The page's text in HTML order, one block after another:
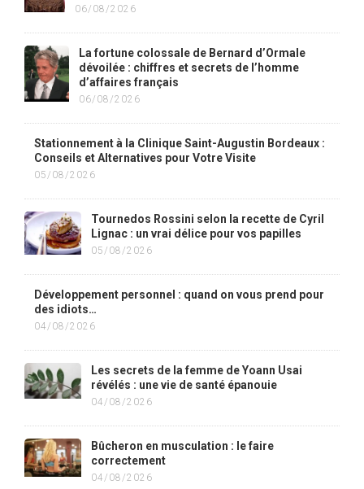
06/08/2026
La fortune colossale de Bernard d’Ormale
dévoilée : chiffres et secrets de l’homme
d’affaires français
06/08/2026
Stationnement à la Clinique Saint-Augustin Bordeaux :
Conseils et Alternatives pour Votre Visite
05/08/2026
Tournedos Rossini selon la recette de Cyril
Lignac : un vrai délice pour vos papilles
05/08/2026
Développement personnel : quand on vous prend pour
des idiots…
04/08/2026
Les secrets de la femme de Yoann Usai
révélés : une vie de santé épanouie
04/08/2026
Bûcheron en musculation : le faire
correctement
04/08/2026